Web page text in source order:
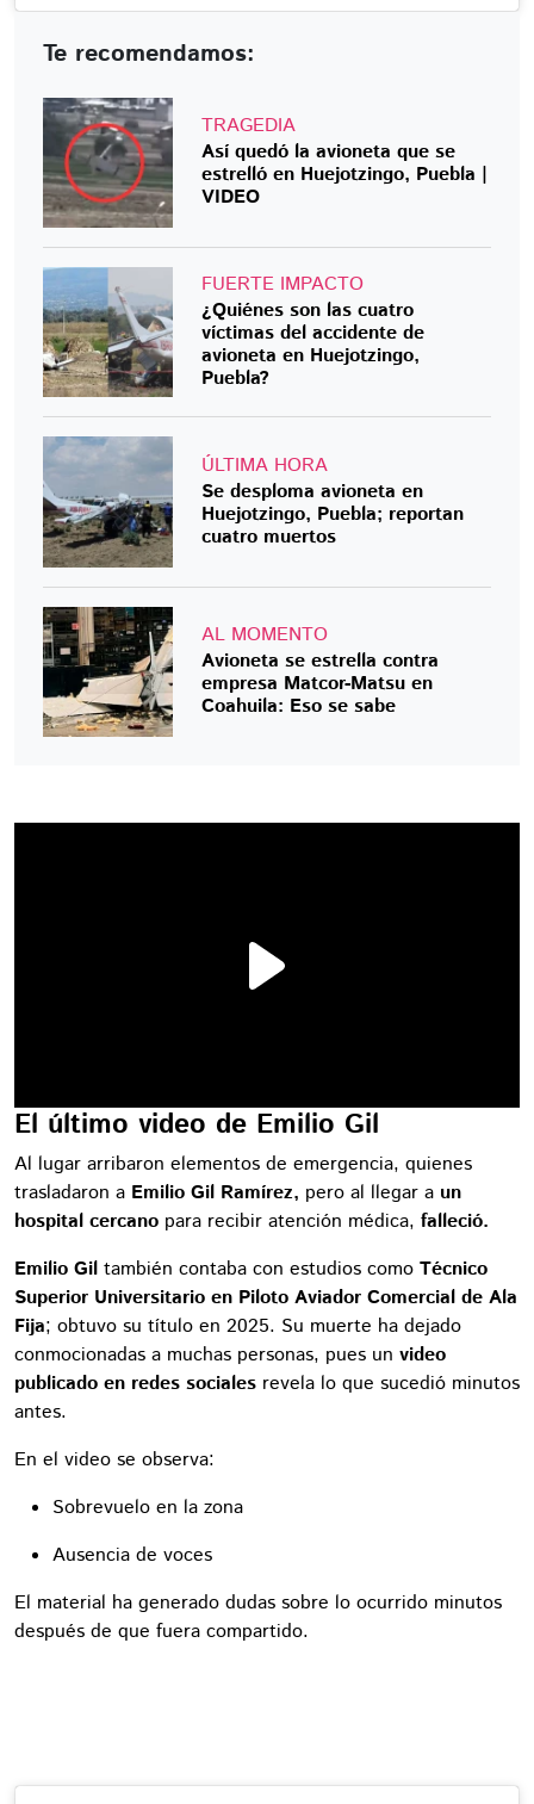
Te recomendamos:
TRAGEDIA
Así quedó la avioneta que se
estrelló en Huejotzingo, Puebla |
VIDEO
FUERTE IMPACTO
¿Quiénes son las cuatro
víctimas del accidente de
avioneta en Huejotzingo,
Puebla?
ÚLTIMA HORA
Se desploma avioneta en
Huejotzingo, Puebla; reportan
cuatro muertos
AL MOMENTO
Avioneta se estrella contra
empresa Matcor-Matsu en
Coahuila: Eso se sabe
El último video de Emilio Gil
Al lugar arribaron elementos de emergencia, quienes
trasladaron a Emilio Gil Ramírez, pero al llegar a un
hospital cercano para recibir atención médica, falleció.
Emilio Gil también contaba con estudios como Técnico
Superior Universitario en Piloto Aviador Comercial de Ala
Fija; obtuvo su título en 2025. Su muerte ha dejado
conmocionadas a muchas personas, pues un video
publicado en redes sociales revela lo que sucedió minutos
antes.
En el video se observa:
Sobrevuelo en la zona
Ausencia de voces
El material ha generado dudas sobre lo ocurrido minutos
después de que fuera compartido.